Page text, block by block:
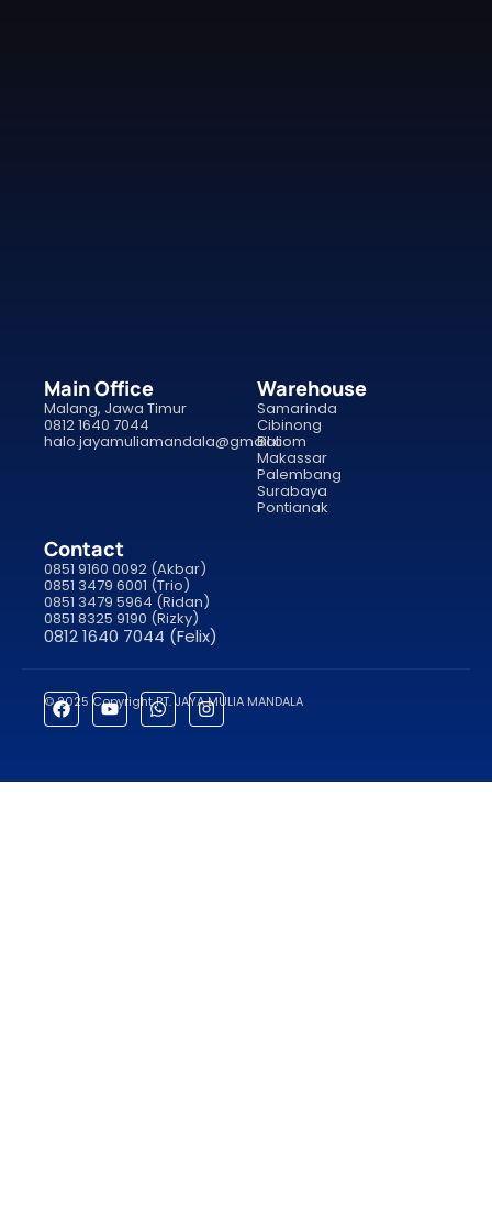
Main Office
Malang, Jawa Timur
0812 1640 7044
halo.jayamuliamandala@gmail.com
Warehouse
Samarinda
Cibinong
Bali
Makassar
Palembang
Surabaya
Pontianak
Contact
0851 9160 0092 (Akbar)
0851 3479 6001 (Trio)
0851 3479 5964 (Ridan)
0851 8325 9190 (Rizky)
0812 1640 7044 (Felix)
© 2025 Copyright PT. JAYA MULIA MANDALA